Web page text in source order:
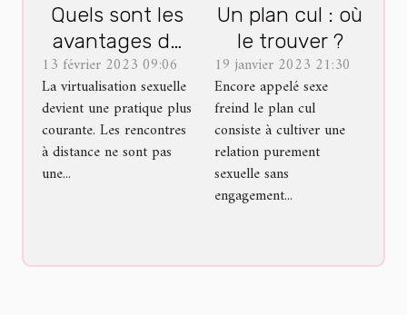
Quels sont les
avantages du
sexcam ?
13 février 2023 09:06
La virtualisation sexuelle
devient une pratique plus
courante. Les rencontres
à distance ne sont pas
une...
Un plan cul : où
le trouver ?
19 janvier 2023 21:30
Encore appelé sexe
freind le plan cul
consiste à cultiver une
relation purement
sexuelle sans
engagement...